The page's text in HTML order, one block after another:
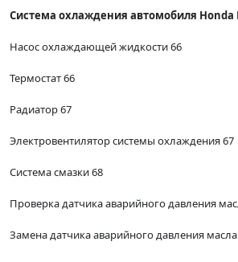
Система охлаждения автомобиля Honda
Насос охлаждающей жидкости 66
Термостат 66
Радиатор 67
Электровентилятор системы охлаждения 67
Система смазки 68
Проверка датчика аварийного давления
Замена датчика аварийного давления